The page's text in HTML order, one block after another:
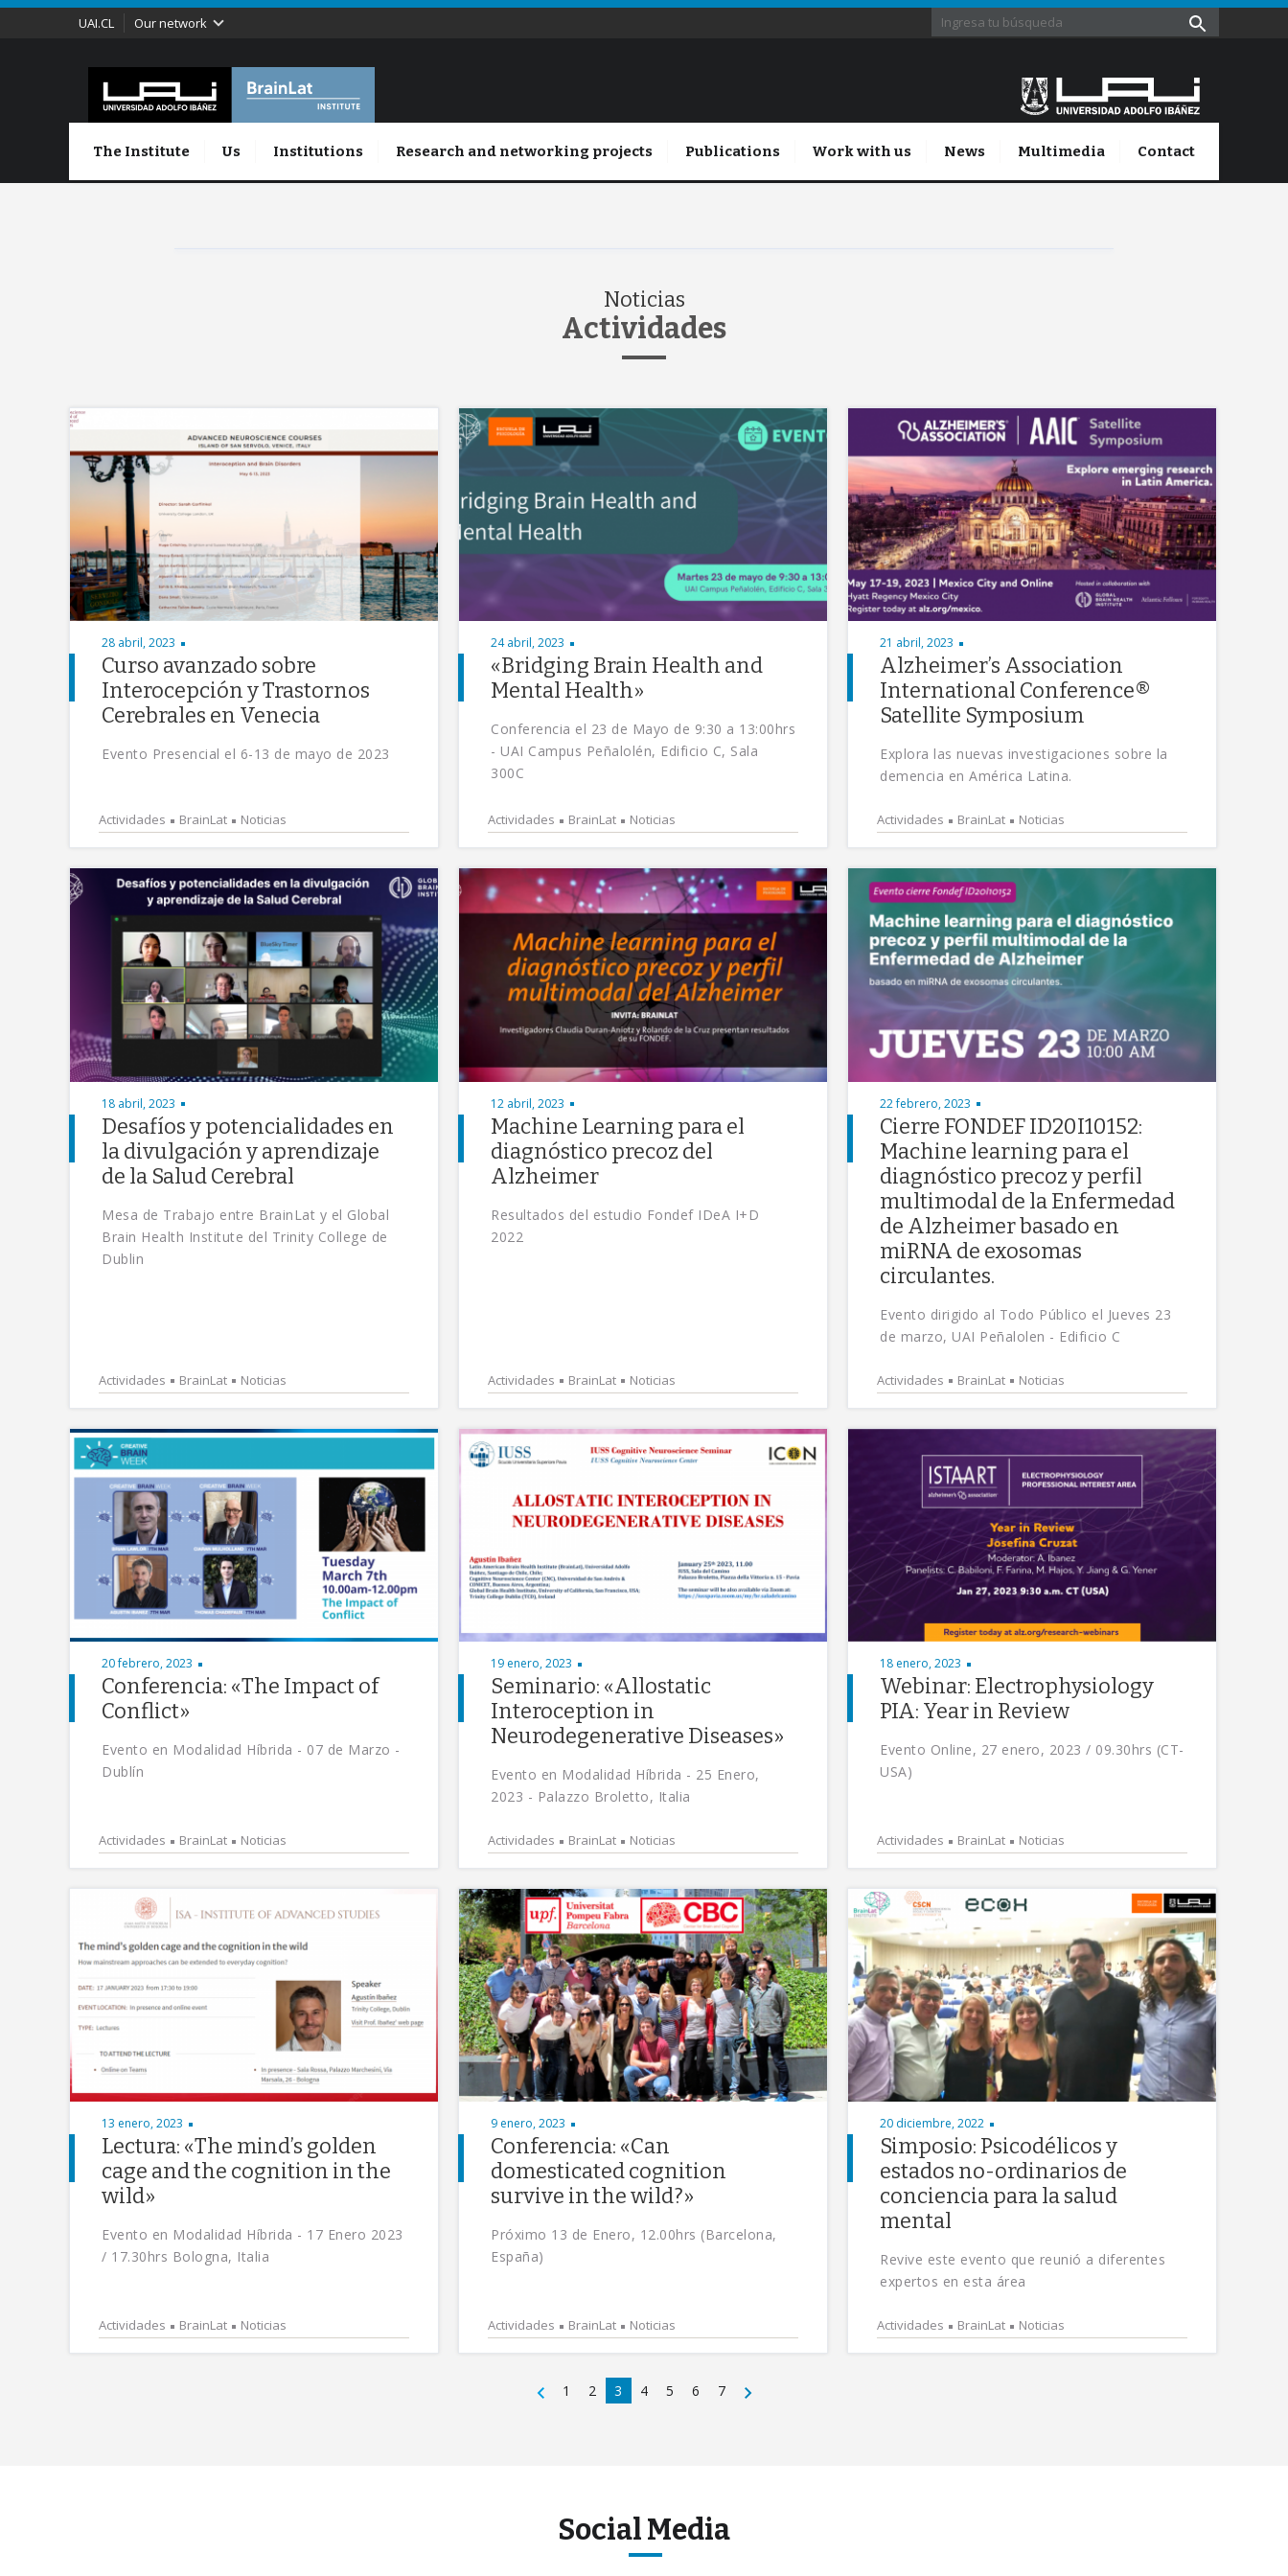
UAI.CL Our network
The Institute Us Institutions Research and networking projects Publications Work with us News Multimedia Contact
Noticias
Actividades
28 abril, 2023
Curso avanzado sobre
Interocepción y Trastornos
Cerebrales en Venecia
Evento Presencial el 6-13 de mayo de 2023
Actividades BrainLat Noticias
24 abril, 2023
«Bridging Brain Health and
Mental Health»
Conferencia el 23 de Mayo de 9:30 a 13:00hrs
- UAI Campus Peñalolén, Edificio C, Sala
300C
Actividades BrainLat Noticias
21 abril, 2023
Alzheimer’s Association
International Conference®
Satellite Symposium
Explora las nuevas investigaciones sobre la
demencia en América Latina.
Actividades BrainLat Noticias
18 abril, 2023
Desafíos y potencialidades en
la divulgación y aprendizaje
de la Salud Cerebral
Mesa de Trabajo entre BrainLat y el Global
Brain Health Institute del Trinity College de
Dublin
Actividades BrainLat Noticias
12 abril, 2023
Machine Learning para el
diagnóstico precoz del
Alzheimer
Resultados del estudio Fondef IDeA I+D
2022
Actividades BrainLat Noticias
22 febrero, 2023
Cierre FONDEF ID20I10152:
Machine learning para el
diagnóstico precoz y perfil
multimodal de la Enfermedad
de Alzheimer basado en
miRNA de exosomas
circulantes.
Evento dirigido al Todo Público el Jueves 23
de marzo, UAI Peñalolen - Edificio C
Actividades BrainLat Noticias
20 febrero, 2023
Conferencia: «The Impact of
Conflict»
Evento en Modalidad Híbrida - 07 de Marzo -
Dublín
Actividades BrainLat Noticias
19 enero, 2023
Seminario: «Allostatic
Interoception in
Neurodegenerative Diseases»
Evento en Modalidad Híbrida - 25 Enero,
2023 - Palazzo Broletto, Italia
Actividades BrainLat Noticias
18 enero, 2023
Webinar: Electrophysiology
PIA: Year in Review
Evento Online, 27 enero, 2023 / 09.30hrs (CT-
USA)
Actividades BrainLat Noticias
13 enero, 2023
Lectura: «The mind’s golden
cage and the cognition in the
wild»
Evento en Modalidad Híbrida - 17 Enero 2023
/ 17.30hrs Bologna, Italia
Actividades BrainLat Noticias
9 enero, 2023
Conferencia: «Can
domesticated cognition
survive in the wild?»
Próximo 13 de Enero, 12.00hrs (Barcelona,
España)
Actividades BrainLat Noticias
20 diciembre, 2022
Simposio: Psicodélicos y
estados no-ordinarios de
conciencia para la salud
mental
Revive este evento que reunió a diferentes
expertos en esta área
Actividades BrainLat Noticias
1 2 3 4 5 6 7
Social Media